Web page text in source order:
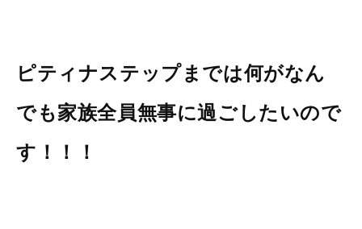
ピティナステップまでは何がなん
でも家族全員無事に過ごしたいので
す！！！